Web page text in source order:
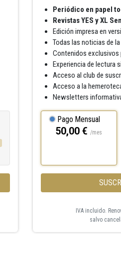
Periódico en papel
Revistas YES y XL
Edición impresa en
Todas las noticias de
Contenidos exclusivos
Experiencia de lectura
Acceso al club de
Acceso a la
Newsletters
Pago Mensual
50,00 €/mes
IVA incluido.
salvo